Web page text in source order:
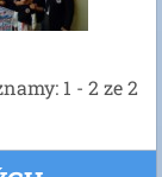
1 - 2 ze 2